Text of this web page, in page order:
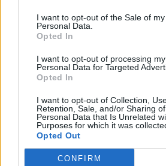
I want to opt-out of the Sale of my
Personal Data.
Opted In
I want to opt-out of processing my
Personal Data for Targeted
Opted In
I want to opt-out of Collection,
Retention, Sale, and/or Sharing
Personal Data that Is Unrelated
Purposes for which it was
Opted Out
CONFIRM